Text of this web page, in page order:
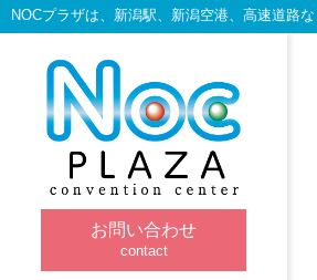
NOCプラザは、新潟駅、新潟空港、高速道路
お問い合わせ
contact